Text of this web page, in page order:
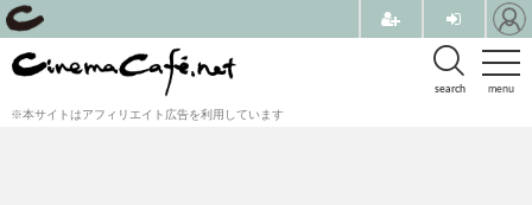
menu
search
※本サイトはアフィリエイト広告を利用しています